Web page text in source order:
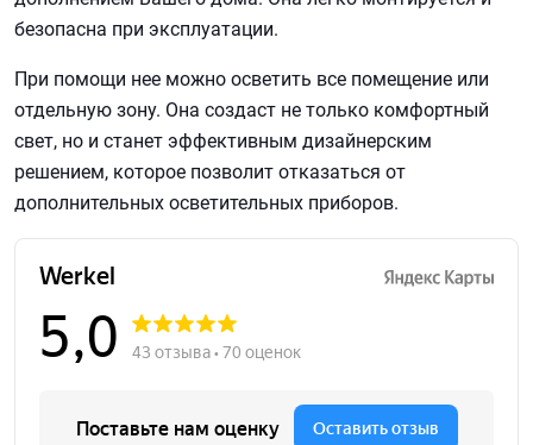
безопасна при эксплуатации.
При помощи нее можно осветить все помещение или
отдельную зону. Она создаст не только комфортный
свет, но и станет эффективным дизайнерским
решением, которое позволит отказаться от
дополнительных осветительных приборов.